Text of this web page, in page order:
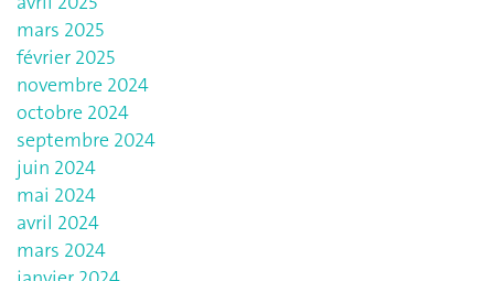
mars 2025
février 2025
novembre 2024
octobre 2024
septembre 2024
juin 2024
mai 2024
avril 2024
mars 2024